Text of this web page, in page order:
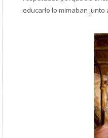
educarlo lo mimaban junto